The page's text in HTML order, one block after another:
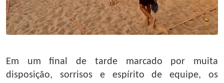
Em um final de tarde marcado por muita
disposição, sorrisos e espírito de equipe, os